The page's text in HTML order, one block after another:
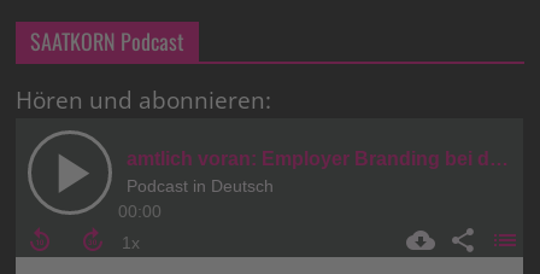
SAATKORN Podcast
Hören und abonnieren: